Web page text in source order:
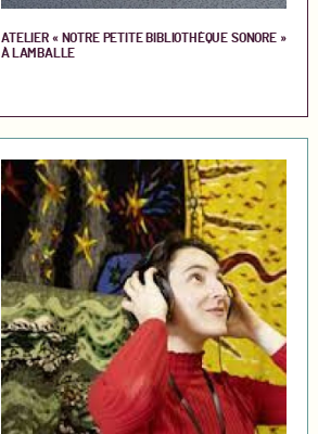
ATELIER « NOTRE PETITE BIBLIOTHÈQUE SONORE »
À LAMBALLE